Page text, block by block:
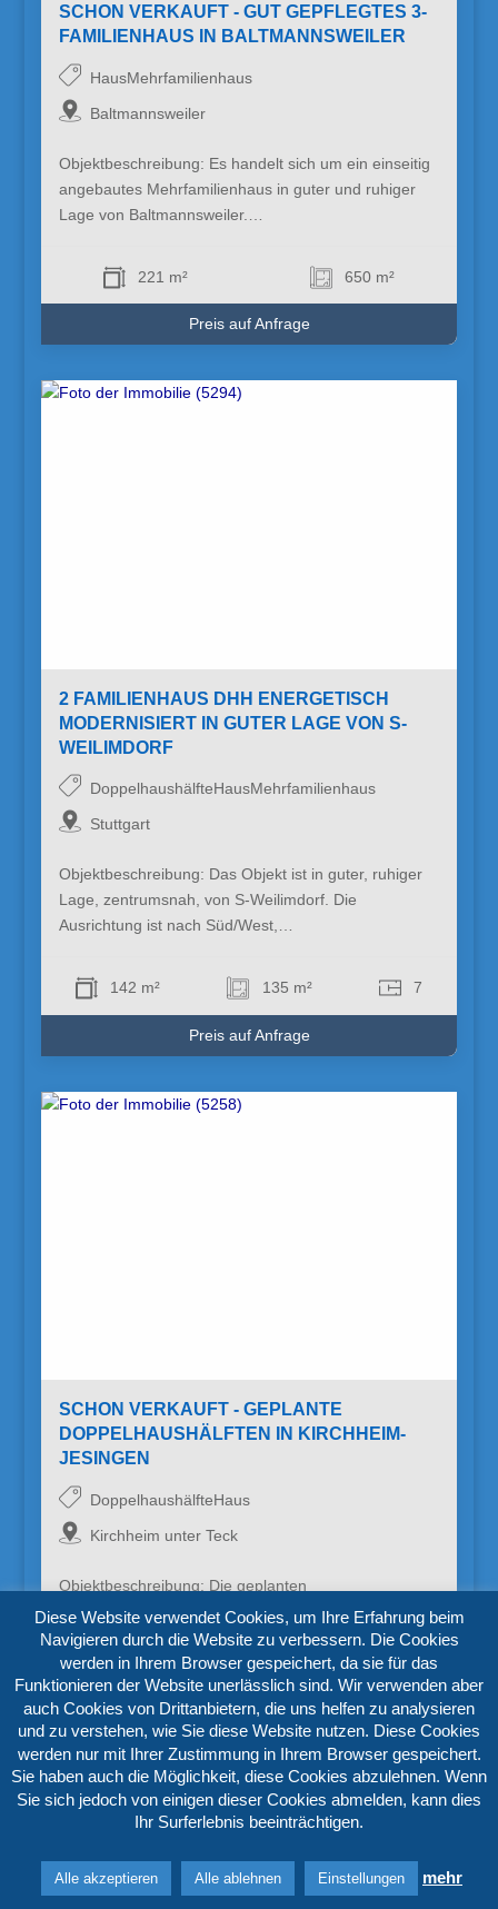
SCHON VERKAUFT - GUT GEPFLEGTES 3-
FAMILIENHAUS IN BALTMANNSWEILER
HausMehrfamilienhaus
Baltmannsweiler
Objektbeschreibung: Es handelt sich um ein einseitig
angebautes Mehrfamilienhaus in guter und ruhiger
Lage von Baltmannsweiler.…
221 m² 650 m²
Preis auf Anfrage
2 FAMILIENHAUS DHH ENERGETISCH
MODERNISIERT IN GUTER LAGE VON S-
WEILIMDORF
DoppelhaushälfteHausMehrfamilienhaus
Stuttgart
Objektbeschreibung: Das Objekt ist in guter, ruhiger
Lage, zentrumsnah, von S-Weilimdorf. Die
Ausrichtung ist nach Süd/West,…
142 m² 135 m² 7
Preis auf Anfrage
SCHON VERKAUFT - GEPLANTE
DOPPELHAUSHÄLFTEN IN KIRCHHEIM-
JESINGEN
DoppelhaushälfteHaus
Kirchheim unter Teck
Objektbeschreibung: Die geplanten
Doppelhaushälften werden in ruhiger Lage in einer
Baulücke erstellt. Felder und Wiesen sind…
150 m² 330 m² 7
Preis auf Anfrage
Diese Website verwendet Cookies, um Ihre Erfahrung beim
Navigieren durch die Website zu verbessern. Die Cookies
werden in Ihrem Browser gespeichert, da sie für das
Funktionieren der Website unerlässlich sind. Wir verwenden aber
auch Cookies von Drittanbietern, die uns helfen zu analysieren
und zu verstehen, wie Sie diese Website nutzen. Diese Cookies
werden nur mit Ihrer Zustimmung in Ihrem Browser gespeichert.
Sie haben auch die Möglichkeit, diese Cookies abzulehnen. Wenn
Sie sich jedoch von einigen dieser Cookies abmelden, kann dies
Ihr Surferlebnis beeinträchtigen.
Alle akzeptieren Alle ablehnen Einstellungen mehr